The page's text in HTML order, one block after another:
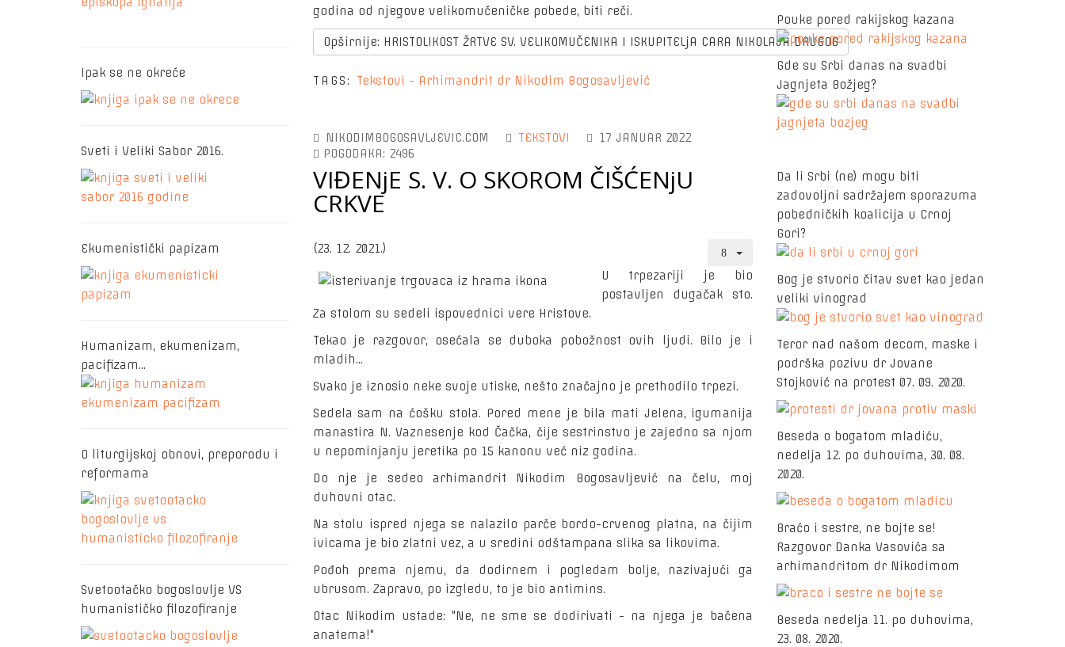
Ipak se ne okreće
Sveti i Veliki Sabor 2016.
Ekumenistički papizam
Humanizam, ekumenizam,
pacifizam…
O liturgijskoj obnovi, preporodu i
reformama
Svetootačko bogoslovlje VS
humanističko filozofiranje
godina od njegove velikomučeničke pobede, biti reči.
Opširnije: HRISTOLIKOST ŽRTVE SV. VELIKOMUČENIKA I ISKUPITELjA CARA NIKOLAJA DRUGOG
TAGS: Tekstovi - Arhimandrit dr Nikodim Bogosavljević
NIKODIMBOGOSAVLJEVIC.COM TEKSTOVI
17 JANUAR 2022
POGODAKA: 2496
VIĐENjE S. V. O SKOROM ČIŠĆENjU
CRKVE
(23. 12. 2021.)
U trpezariji je bio
postavljen dugačak sto.
Za stolom su sedeli ispovednici vere Hristove.
Tekao je razgovor, osećala se duboka pobožnost ovih ljudi. Bilo je i
mladih...
Svako je iznosio neke svoje utiske, nešto značajno je prethodilo trpezi.
Sedela sam na ćošku stola. Pored mene je bila mati Jelena, igumanija
manastira N. Vaznesenje kod Čačka, čije sestrinstvo je zajedno sa njom
u nepominjanju jeretika po 15 kanonu već niz godina.
Do nje je sedeo arhimandrit Nikodim Bogosavljević na čelu, moj
duhovni otac.
Na stolu ispred njega se nalazilo parče bordo-crvenog platna, na čijim
ivicama je bio zlatni vez, a u sredini odštampana slika sa likovima.
Pođoh prema njemu, da dodirnem i pogledam bolje, nazivajući ga
ubrusom. Zapravo, po izgledu, to je bio antimins.
Otac Nikodim ustade: "Ne, ne sme se dodirivati - na njega je bačena
anatema!"
Pouke pored rakijskog kazana
Gde su Srbi danas na svadbi
Jagnjeta Božjeg?
Da li Srbi (ne) mogu biti
zadovoljni sadržajem sporazuma
pobedničkih koalicija u Crnoj
Gori?
Bog je stvorio čitav svet kao jedan
veliki vinograd
Teror nad našom decom, maske i
podrška pozivu dr Jovane
Stojković na protest 07. 09. 2020.
Beseda o bogatom mladiću,
nedelja 12. po duhovima, 30. 08.
2020.
Braćo i sestre, ne bojte se!
Razgovor Danka Vasovića sa
arhimandritom dr Nikodimom
Beseda nedelja 11. po duhovima,
23. 08. 2020.